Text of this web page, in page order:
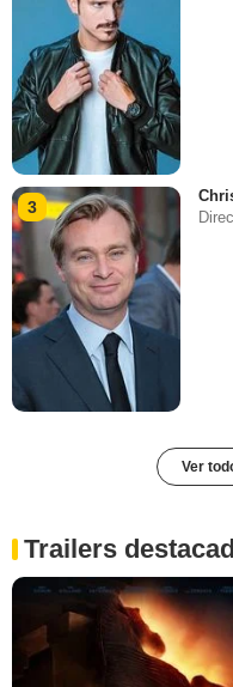
3
Ver
Trailers